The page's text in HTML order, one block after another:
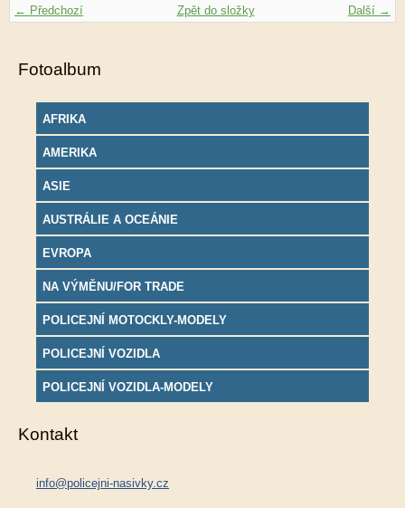
← Předchozí Další →
Zpět do složky
Fotoalbum
AFRIKA
AMERIKA
ASIE
AUSTRÁLIE A OCEÁNIE
EVROPA
NA VÝMĚNU/FOR TRADE
POLICEJNÍ MOTOCKLY-MODELY
POLICEJNÍ VOZIDLA
POLICEJNÍ VOZIDLA-MODELY
Kontakt
info@policejni-nasivky.cz